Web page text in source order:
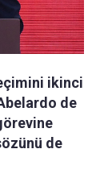
ikinci
de
de